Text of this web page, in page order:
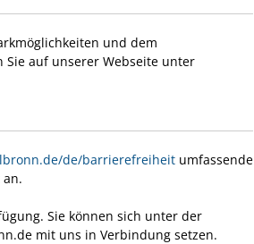
und dem
Sie auf unserer Webseite unter
de/barrierefreiheit umfassende
Sie können sich unter der
mit uns in Verbindung setzen.